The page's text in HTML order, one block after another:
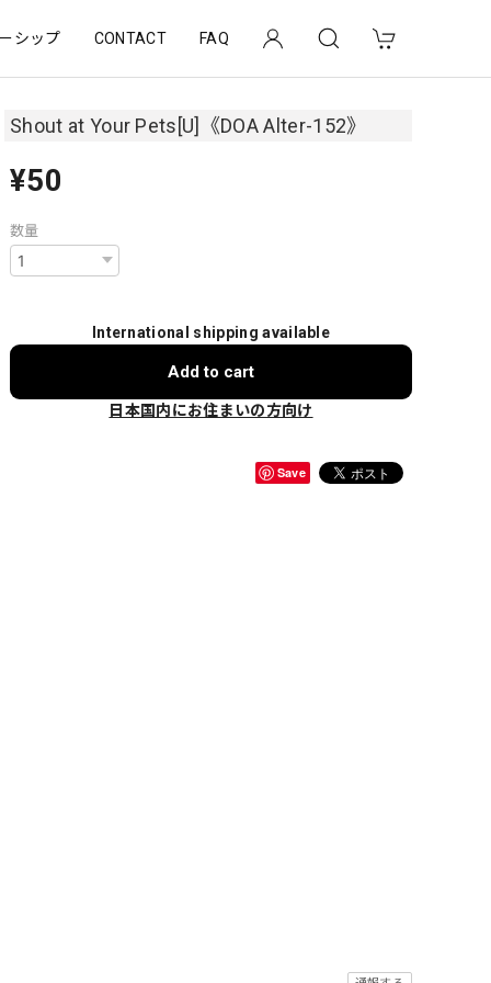
シップ CONTACT FAQ
Shout at Your Pets[U]《DOA Alter-152》
¥50
数量
International shipping available
Add to cart
日本国内にお住まいの方向け
Save